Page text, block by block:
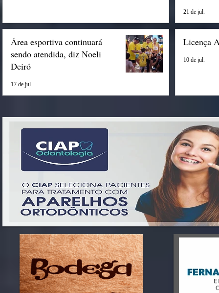
21 de jul.
Área esportiva continuará
sendo atendida, diz Noeli
Deiró
17 de jul.
Licença
10 de jul.